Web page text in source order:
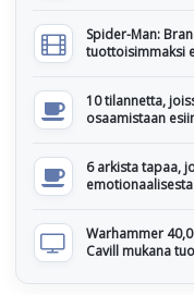
Spider-Man:
tuottoisimmaksi
10 tilannetta,
osaamistaan
6 arkista tapaa,
Warhammer
Cavill mukana